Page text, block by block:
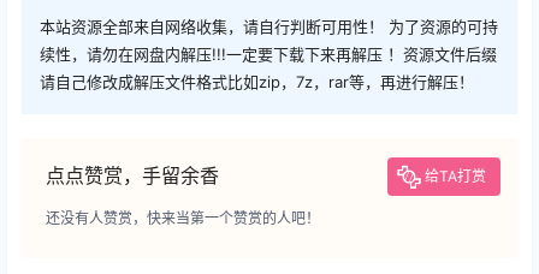
本站资源全部来自网络收集，请自行判断可用性！ 为了资源的可持
续性，请勿在网盘内解压!!!一定要下载下来再解压 ！资源文件后缀
请自己修改成解压文件格式比如zip，7z，rar等，再进行解压！
点点赞赏，手留余香 给TA打赏
还没有人赞赏，快来当第一个赞赏的人吧！